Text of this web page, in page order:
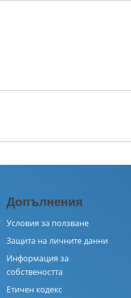
Допълнения
Условия за ползване
Защита на личните данни
Информация за
собствеността
Етичен кодекс